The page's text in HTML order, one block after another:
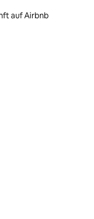
auf Airbnb